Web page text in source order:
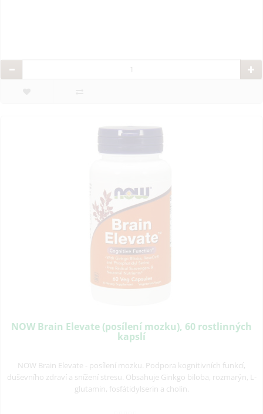
NOW Brain Elevate (posílení mozku), 60 rostlinných
kapslí
NOW Brain Elevate - posílení mozku. Podpora kognitivních funkcí,
duševního zdraví a snížení stresu. Obsahuje Ginkgo biloba, rozmarýn, L-
glutamin, fosfátidylserin a cholin.